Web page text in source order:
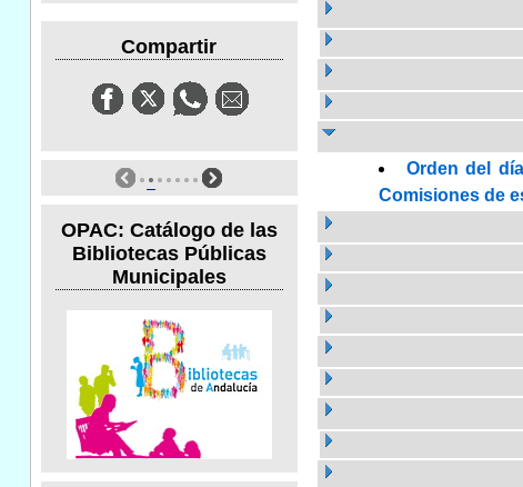
Compartir
OPAC: Catálogo de las
Bibliotecas Públicas
Municipales
Orden del
Comisiones de